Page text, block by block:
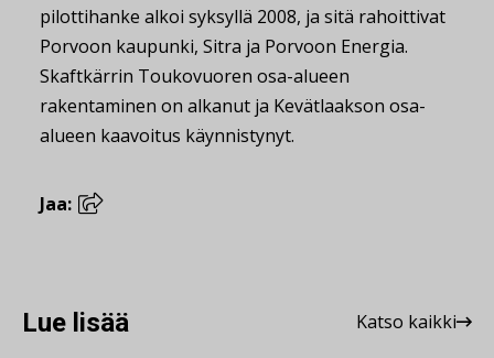
pilottihanke alkoi syksyllä 2008, ja sitä rahoittivat
Porvoon kaupunki, Sitra ja Porvoon Energia.
Skaftkärrin Toukovuoren osa-alueen
rakentaminen on alkanut ja Kevätlaakson osa-
alueen kaavoitus käynnistynyt.
Jaa:
Lue lisää Katso kaikki